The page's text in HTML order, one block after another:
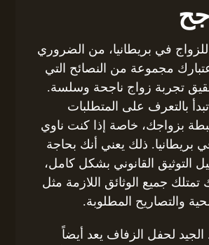
في بريطانيا، من الضروري
مجموعة من النصائح التي
تجربة زواج ناجحة وسلسة.
بالتعرف على المتطلبات
بزواجك، خاصة إذا كنت ناوي
بريطانيا. ذلك يعني أنك بحاجة
التوثيق القانوني بشكل كامل،
تمتلك جميع الوثائق اللازمة مثل
والتصاريح المطلوبة.
الجيد لحفل الزفاف يعد أيضاً